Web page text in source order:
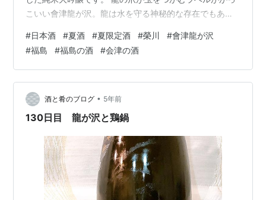
こいい會津龍が沢。龍は水を守る神秘的な存在でもあ
ベルとは裏腹に、口に含むとものすごく軽い感覚。 そし
てこの、喉を潤すみずみずしさは…、なぜか梨に似てい
る！！！のです。 ほぼ透明だがわずかに黄色がかった
「會津龍が沢 夏ノ生酒」。 果実に似ているというと甘い
イメージを持たれそうですが、會津龍が沢はどちらかと
言えば辛口。 しかもよくある純米酒のフルー…
#日本酒 #夏酒 #夏限定酒 #榮川 #會津龍が沢
#福島 #福島の酒 #会津の酒
酒と肴のブログ • 5年前
130日目 龍が沢と鶏鍋